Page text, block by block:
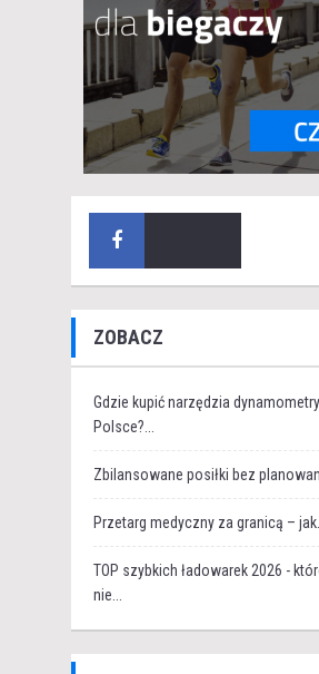
ZOBACZ
Gdzie kupić narzędzia
Polsce?...
Zbilansowane posiłki bez
Przetarg medyczny za granicą –
TOP szybkich ładowarek 2026 -
nie...